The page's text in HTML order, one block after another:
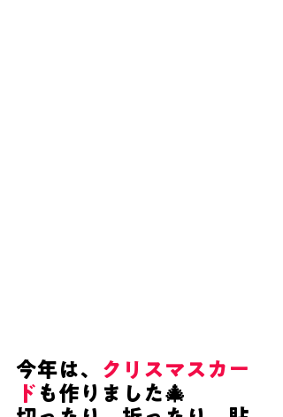
今年は、
クリスマスカー
ド も作りました🎄